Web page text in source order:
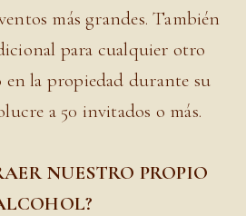
más grandes. También
para cualquier otro
en la propiedad durante su
a 50 invitados o más.
NUESTRO PROPIO